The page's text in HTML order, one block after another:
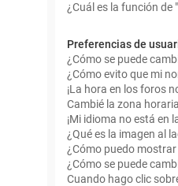
¿Cuál es la función de
Preferencias de
¿Cómo se puede
¿Cómo evito que mi
¡La hora en los foros
Cambié la zona
¡Mi idioma no está en
¿Qué es la imagen al
¿Cómo puedo
¿Cómo se puede
Cuando hago clic